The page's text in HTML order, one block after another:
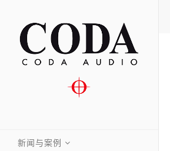
新闻与案例